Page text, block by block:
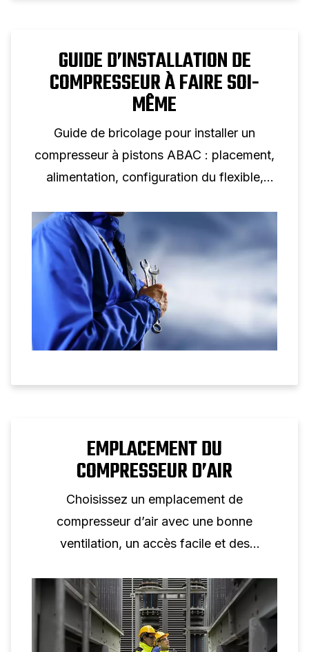
GUIDE D’INSTALLATION DE
COMPRESSEUR À FAIRE SOI-
MÊME
Guide de bricolage pour installer un
compresseur à pistons ABAC : placement,
alimentation, configuration du flexible,
les petits projets.
EMPLACEMENT DU
COMPRESSEUR D’AIR
Choisissez un emplacement de
compresseur d’air avec une bonne
ventilation, un accès facile et des
pertes.